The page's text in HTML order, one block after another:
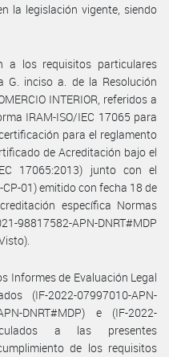
la legislación vigente, siendo
a los requisitos particulares
G. inciso a. de la Resolución
INTERIOR, referidos a
IRAM-ISO/IEC 17065 para
para el reglamento
de Acreditación bajo el
17065:2013) junto con el
01) emitido con fecha 18 de
específica Normas
98817582-APN-DNRT#MDP
Informes de Evaluación Legal
(IF-2022-07997010-APN-
DNRT#MDP) e (IF-2022-
a las presentes
de los requisitos